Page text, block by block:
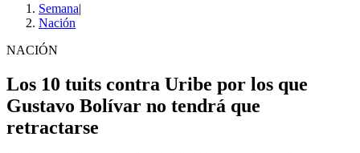
Semana|
Nación
NACIÓN
Los 10 tuits contra Uribe por los que
Gustavo Bolívar no tendrá que
retractarse